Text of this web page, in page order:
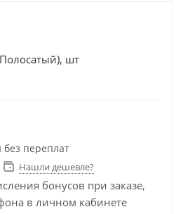
шт
без переплат
Нашли дешевле?
бонусов при заказе,
в личном кабинете